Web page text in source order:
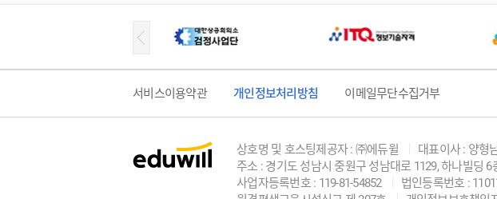
서비스이용약관 개인정보처리방침 이메일무단수집거부
상호명 및 호스팅제공자 : ㈜에듀윌 대표이사 : 양형
주소 : 경기도 성남시 중원구 성남대로 1129, 하나빌딩 6
사업자등록번호 : 119-81-54852
법인등록번호 :